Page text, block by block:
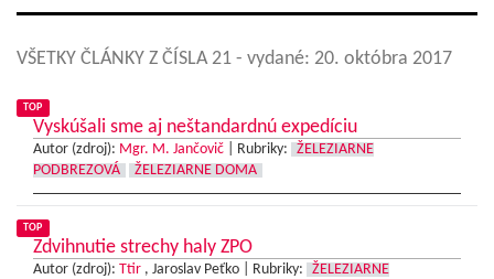
VŠETKY ČLÁNKY Z ČÍSLA 21 - vydané: 20. októbra 2017
TOP
Vyskúšali sme aj neštandardnú expedíciu
Autor (zdroj): Mgr. M. Jančovič Rubriky:
ŽELEZIARNE
PODBREZOVÁ
ŽELEZIARNE DOMA
TOP
Zdvihnutie strechy haly ZPO
Autor (zdroj): Ttir , Jaroslav Peťko | Rubriky:
ŽELEZIARNE